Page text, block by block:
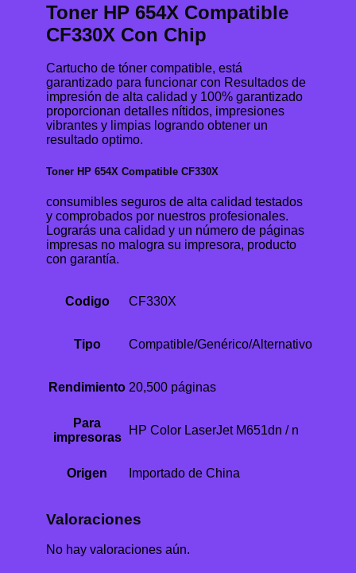
Toner HP 654X Compatible
CF330X Con Chip
Cartucho de tóner compatible, está
garantizado para funcionar con Resultados de
impresión de alta calidad y 100% garantizado
proporcionan detalles nítidos, impresiones
vibrantes y limpias logrando obtener un
resultado optimo.
Toner HP 654X Compatible CF330X
consumibles seguros de alta calidad testados
y comprobados por nuestros profesionales.
Lograrás una calidad y un número de páginas
impresas no malogra su impresora, producto
con garantía.
Codigo CF330X
Tipo Compatible/Genérico/Alternativo
Rendimiento 20,500 páginas
Para
impresoras
HP Color LaserJet M651dn / n
Origen Importado de China
Valoraciones
No hay valoraciones aún.